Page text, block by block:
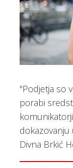
"Podjetja so
porabi
dokazovanju
Divna Brkić